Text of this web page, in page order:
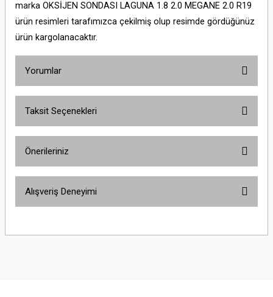
marka OKSİJEN SONDASI LAGUNA 1.8 2.0 MEGANE 2.0 R19
ürün resimleri tarafımızca çekilmiş olup resimde gördüğünüz
ürün kargolanacaktır.
Yorumlar
Taksit Seçenekleri
Önerileriniz
yetersiz gördüğünüz noktaları öneri formunu kullanarak tarafımıza
Alışveriş Deneyimi